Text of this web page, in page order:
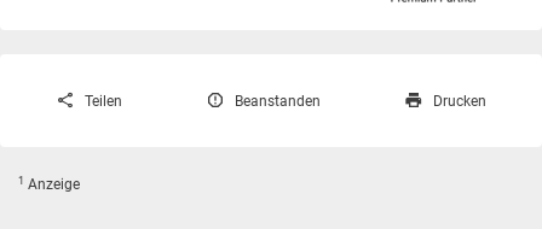
Teilen Beanstanden Drucken
1 Anzeige